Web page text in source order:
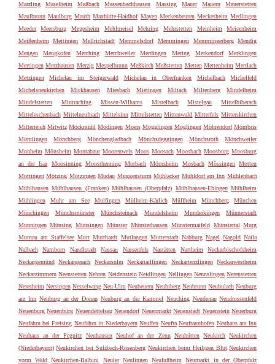
Marzling
Maselheim Maßbach Massenbachhausen Massing Mauer Mauern
Mauerstetten
Maulbronn Maulburg Mauth Maxhütte-Haidhof Mayen Meckenbeuren Meckesheim Medlingen
Meeder
Meersburg Megesheim Mehlmeisel Mehring Mehrstetten Meinheim
Meisenheim
Meißenheim
Meitingen Mellrichstadt Memmelsdorf Memmingen Memmingerberg
Mendig
Mengen
Mengkofen Merching Merchweiler Merdingen Mering Merkendorf
Merklingen
Mertingen Merzhausen Merzig Mespelbrunn Meßkirch Meßstetten Metten Mettenheim Mettlach
Metzingen
Michelau im Steigerwald Michelau in Oberfranken Michelbach
Michelfeld
Michelsneukirchen
Mickhausen Miesbach Mietingen Miltach Miltenberg
Mindelheim
Mindelstetten
Mintraching Missen-Wilhams Mistelbach Mistelgau
Mittelbiberach
Mitteleschenbach Mittelneufnach Mittelsinn Mittelstetten Mittenwald Mitterfels Mitterskirchen
Mitterteich Mitwitz Möckmühl Mödingen Moers Mögglingen Möglingen Möhrendorf Mömbris
Mömlingen
Mönchberg Mönchengladbach Mönchsdeggingen Mönchsroth
Mönchweiler
Monheim Mönsheim Montabaur Moorenweis Moos Moosach Moosbach Moosburg Moosburg
an der Isar
Moosinning Moosthenning Morbach Mörnsheim Mosbach Mössingen Motten
Möttingen Mötzing Mötzingen Mudau Muggensturm Mühlacker Mühldorf am Inn Mühlenbach
Mühlhausen Mühlhausen (Franken) Mühlhausen (Oberpfalz) Mühlhausen-Ehingen Mühlheim
Mühlingen
Muhr am See Mulfingen Mülheim-Kärlich Müllheim Münchberg
München
Münchingen
Münchsmünster Münchsteinach Mundelsheim Munderkingen
Münnerstadt
Munningen Münsing Münsingen Münster Münsterhausen Münstermaifeld Münstertal Murg
Murnau am Staffelsee Murr Murrhardt Mutlangen Mutterstadt Nabburg Nagel Nagold Naila
Nalbach
Namborn Nandlstadt Nassau Nassenfels Nastätten Nattheim
Neckarbischofsheim
Neckargemünd Neckargerach Neckarsulm Neckartailfingen Neckartenzlingen Neckarwestheim
Neckarzimmern Neenstetten Nehren Neidenstein Neidlingen Nellingen Nennslingen Nerenstetten
Neresheim Nersingen Nesselwang Neu-Ulm Neubeuern Neubiberg Neubrunn Neubulach Neuburg
am Inn Neuburg an der Donau Neuburg an der Kammel Neuching Neudenau Neudrossenfeld
Neuenburg Neuenbürg Neuendettelsau Neuendorf Neuenmarkt Neuenstadt Neuenstein Neuerburg
Neufahrn bei Freising Neufahrn in Niederbayern Neuffen Neufra Neufraunhofen Neuhaus am Inn
Neuhaus an der Pegnitz
Neuhausen Neuhof an der Zenn Neuhütten Neukirch Neukirchen
(Niederbayern) Neukirchen bei Sulzbach-Rosenberg Neukirchen beim Heiligen Blut Neukirchen
vorm Wald Neukirchen-Balbini Neuler Neulingen Neulußheim
Neumarkt in der Oberpfalz